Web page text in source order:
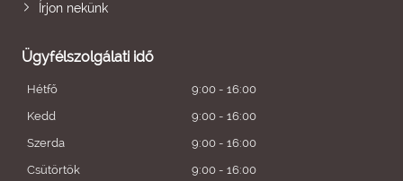
Írjon nekünk
Ügyfélszolgálati idő
Hétfő
9:00 - 16:00
Kedd
9:00 - 16:00
Szerda
9:00 - 16:00
Csütörtök
9:00 - 16:00